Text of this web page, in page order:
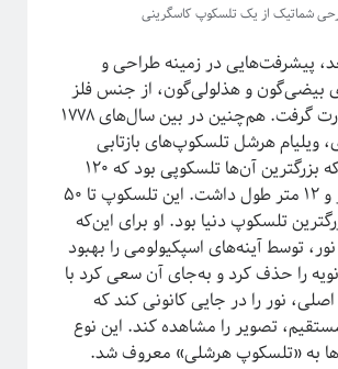
NonCommercial-ShareAlike 4.0
شماتیک از یک تلسکوپ کاسگرینی
پیشرفت‌هایی در زمینه طراحی و
بیضی‌گون و هذلولی‌گون، از جنس فلز
اسپکیولوم صورت گرفت. هم‌چنین در بین سال‌های ۱۷۷۸
میلادی، ویلیام هرشل تلسکوپ‌های بازتابی
بزرگی ساخت که بزرگترین آن‌ها تلسکوپی بود که ۱۲۰
سانتی‌متر قطر و ۱۲ متر طول داشت. این تلسکوپ تا ۵۰
تلسکوپ دنیا بود. او برای این‌که
توسط آینه‌های اسپکیولومی را بهبود
را حذف کرد و به‌جای آن سعی کرد با
نور را در جایی کانونی کند که
تصویر را مشاهده کند. این نوع
به «تلسکوپ هرشلی» معروف شد.